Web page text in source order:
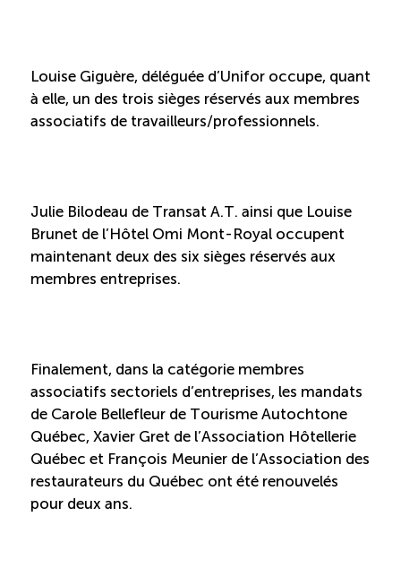
Cuisinier : programme alternance travail-étude
(COUD)
Bilan et reconnaissance des acquis (RAC)
Diagnostic régional Nord-du-Québec
Programme de francisation pour les entreprises
touristiques
Louise Giguère, déléguée d’Unifor occupe, quant
à elle, un des trois sièges réservés aux membres
associatifs de travailleurs/professionnels.
Julie Bilodeau de Transat A.T. ainsi que Louise
Brunet de l’Hôtel Omi Mont-Royal occupent
maintenant deux des six sièges réservés aux
membres entreprises.
Finalement, dans la catégorie membres
associatifs sectoriels d’entreprises, les mandats
de Carole Bellefleur de Tourisme Autochtone
Québec, Xavier Gret de l’Association Hôtellerie
Québec et François Meunier de l’Association des
restaurateurs du Québec ont été renouvelés
pour deux ans.